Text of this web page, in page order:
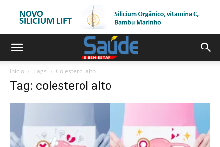
Início Tags Colesterol alto
Tag: colesterol alto